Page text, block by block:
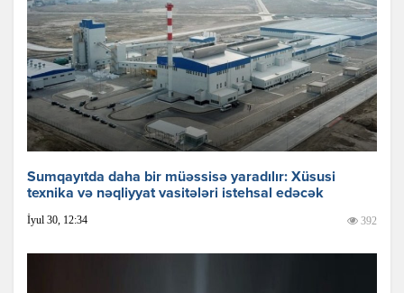
Sumqayıtda daha bir müəssisə yaradılır: Xüsusi
texnika və nəqliyyat vasitələri istehsal edəcək
İyul 30, 12:34 392